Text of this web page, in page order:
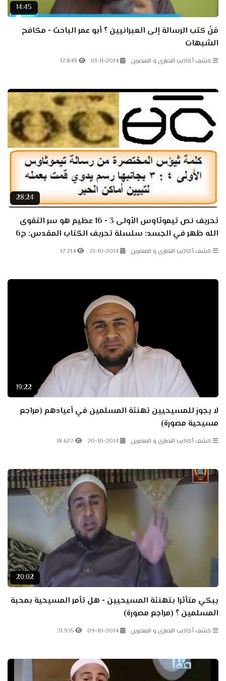
14:45
مَنْ كتب الرسالة إلى العبرانيين ؟ أبو عمر الباحث - مكافح
الشبهات
كشف أكاذيب النصارى و المنصرين 01-11-2014
17.849
28:24
تحريف نص تيموثاوس الأولى 3 - 16 عظيم هو سر التقوى
الله ظهر في الجسد: سلسلة تحريف الكتاب المقدس: ج6
كشف أكاذيب النصارى و المنصرين 21-10-2014
17.214
19:22
لا يجوز للمسيحيين تهنئة المسلمين في أعيادهم (مراجع
مسيحية مصورة)
كشف أكاذيب النصارى و المنصرين 20-10-2014
18.627
20:02
يبكي متأثرا بتهنئة المسيحيين - هل تأمر المسيحية بمحبة
المسلمين ؟ (مراجع مصورة)
كشف أكاذيب النصارى و المنصرين 09-10-2014
21.935